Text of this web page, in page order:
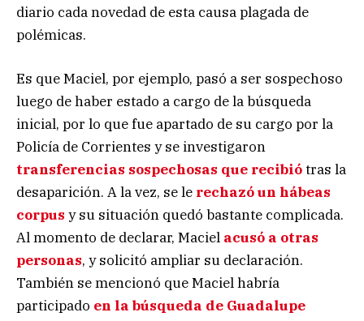
diario cada novedad de esta causa plagada de
polémicas.
Es que Maciel, por ejemplo, pasó a ser sospechoso
luego de haber estado a cargo de la búsqueda
inicial, por lo que fue apartado de su cargo por la
Policía de Corrientes y se investigaron
transferencias sospechosas que recibiótras la
desaparición. A la vez, se le rechazó un hábeas
corpus y su situación quedó bastante complicada.
Al momento de declarar, Maciel acusó a otras
personas, y solicitó ampliar su declaración.
También se mencionó que Maciel habría
participado en la búsqueda de Guadalupe